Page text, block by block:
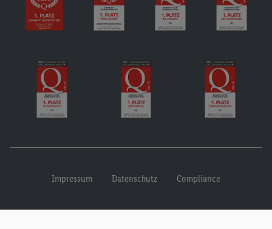
Impressum Datenschutz Compliance